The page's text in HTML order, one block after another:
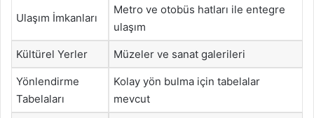
Ulaşım İmkanları
Metro ve otobüs hatları ile entegre
ulaşım
Kültürel Yerler Müzeler ve sanat galerileri
Yönlendirme
Tabelaları
Kolay yön bulma için tabelalar
mevcut